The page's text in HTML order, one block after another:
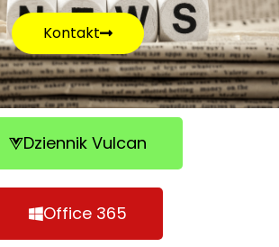
Kontakt
Dziennik Vulcan
Office 365